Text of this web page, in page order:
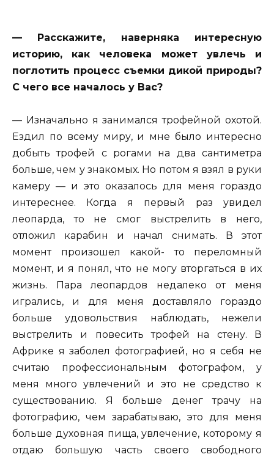
— Расскажите, наверняка интересную
историю, как человека может увлечь и
поглотить процесс съемки дикой природы?
С чего все началось у Вас?
— Изначально я занимался трофейной охотой.
Ездил по всему миру, и мне было интересно
добыть трофей с рогами на два сантиметра
больше, чем у знакомых. Но потом я взял в руки
камеру — и это оказалось для меня гораздо
интереснее. Когда я первый раз увидел
леопарда, то не смог выстрелить в него,
отложил карабин и начал снимать. В этот
момент произошел какой- то переломный
момент, и я понял, что не могу вторгаться в их
жизнь. Пара леопардов недалеко от меня
игрались, и для меня доставляло гораздо
больше удовольствия наблюдать, нежели
выстрелить и повесить трофей на стену. В
Африке я заболел фотографией, но я себя не
считаю профессиональным фотографом, у
меня много увлечений и это не средство к
существованию. Я больше денег трачу на
фотографию, чем зарабатываю, это для меня
больше духовная пища, увлечение, которому я
отдаю большую часть своего свободного